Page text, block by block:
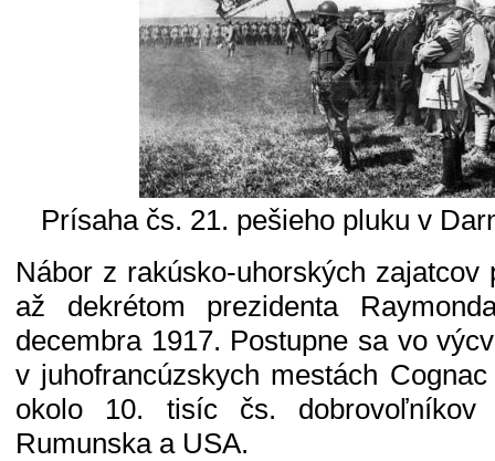
Prísaha čs. 21. pešieho pluku v
Nábor z rakúsko-uhorských zajatcov
až dekrétom prezidenta
decembra 1917. Postupne sa vo
v juhofrancúzskych mestách
okolo 10. tisíc čs. dobrovoľníkov
Rumunska a USA.